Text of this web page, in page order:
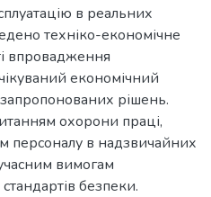
в реальних
техніко-економічне
впровадження
економічний
рішень.
охорони праці,
персоналу в надзвичайних
вимогам
безпеки.